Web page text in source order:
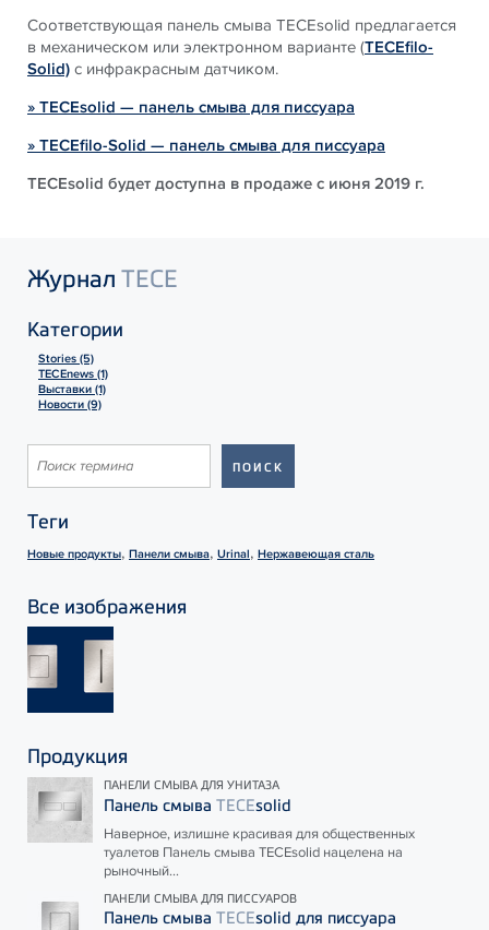
Соответствующая панель смыва TECEsolid предлагается
в механическом или электронном варианте (TECEfilo-
Solid)с инфракрасным датчиком.
» TECEsolid — панель смыва для писсуара
» TECEfilo-Solid — панель смыва для писсуара
TECEsolid будет доступна в продаже с июня 2019 г.
Журнал TECE
Категории
Stories (5)
TECEnews (1)
Выставки (1)
Новости (9)
Теги
Новые продукты, Панели смыва, Urinal, Нержавеющая сталь
Все изображения
Продукция
ПАНЕЛИ СМЫВА ДЛЯ УНИТАЗА
Панель смыва TECEsolid
Наверное, излишне красивая для общественных
туалетов Панель смыва TECEsolid нацелена на
рыночный...
ПАНЕЛИ СМЫВА ДЛЯ ПИССУАРОВ
Панель смыва TECEsolid для писсуара